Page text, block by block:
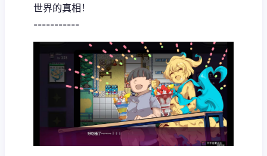
世界的真相！
-----------